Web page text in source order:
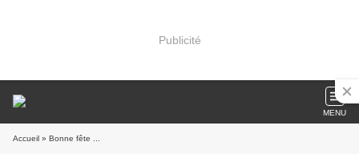
Publicité
MENU
Accueil » Bonne fête ...